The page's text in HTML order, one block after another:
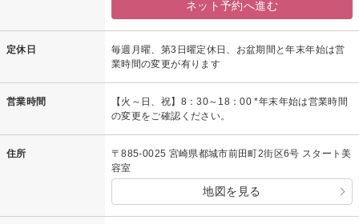
ネット予約へ進む
定休日
毎週月曜、第3日曜定休日、お盆期間と年末年始は営
業時間の変更が有ります
営業時間
【火～日、祝】8：30～18：00 *年末年始は営業時間
の変更をご確認ください。
住所
〒885-0025 宮崎県都城市前田町2街区6号 スタート美
容室
地図を見る